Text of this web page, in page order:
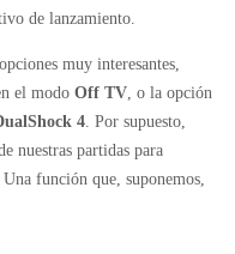
de lanzamiento.
muy interesantes,
el modoOff TV, o la opción
4. Por supuesto,
nuestras partidas para
función que, suponemos,